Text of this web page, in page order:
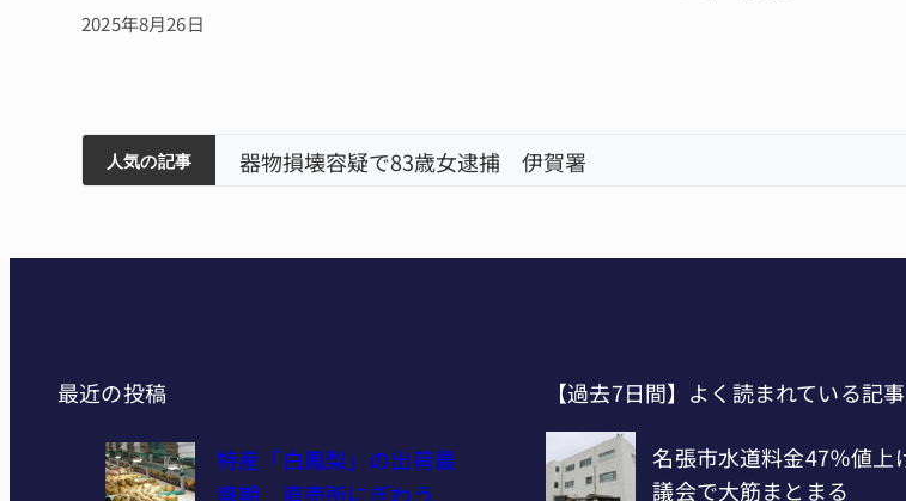
2025年8月26日
人気の記事
ィアで清掃 伊賀
3回目の派遣 器物損壊容疑で83歳女逮捕 伊賀署
最近の投稿
特産「白鳳梨」の出荷最
盛期 直売所にぎわう
【過去7日間】よく読まれている記事